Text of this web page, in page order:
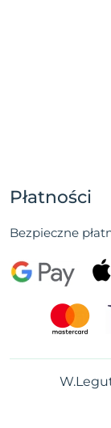
Płatności
Bezpieczne